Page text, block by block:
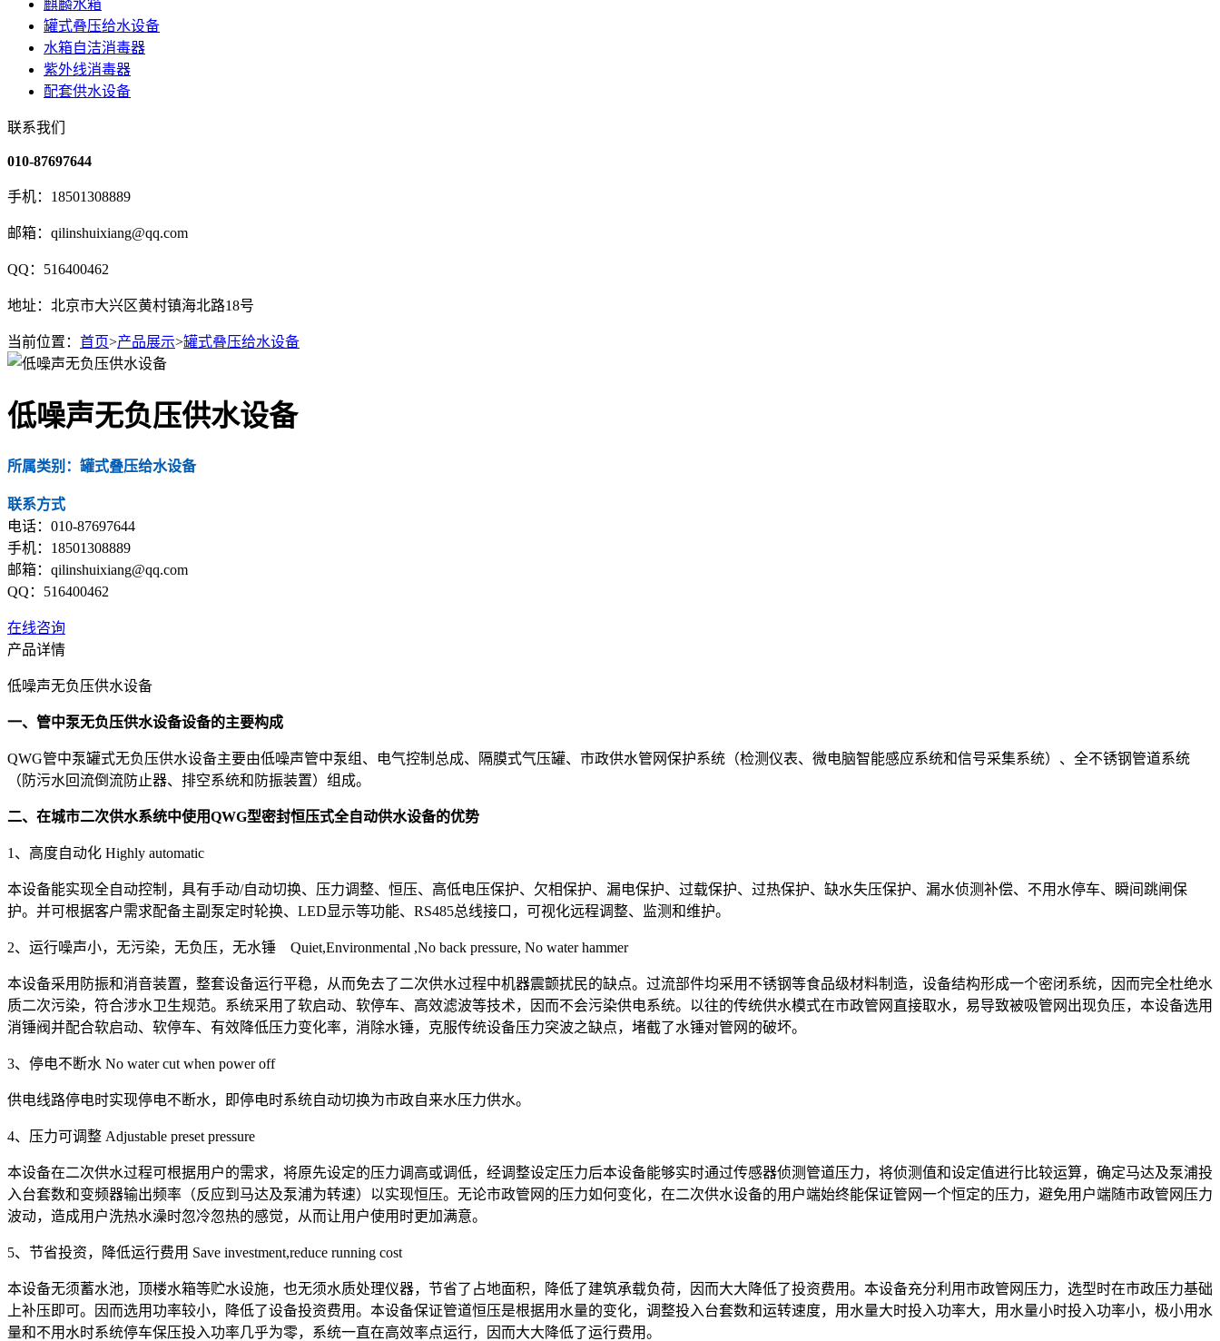
麒麟水箱
罐式叠压给水设备
水箱自洁消毒器
紫外线消毒器
配套供水设备
联系我们
010-87697644
手机：18501308889
邮箱：qilinshuixiang@qq.com
QQ：516400462
地址：北京市大兴区黄村镇海北路18号
当前位置： 首页>产品展示>罐式叠压给水设备
低噪声无负压供水设备
所属类别：罐式叠压给水设备
联系方式
电话：010-87697644
手机：18501308889
邮箱：qilinshuixiang@qq.com
QQ：516400462
在线咨询
产品详情
低噪声无负压供水设备
一、管中泵无负压供水设备设备的主要构成
QWG管中泵罐式无负压供水设备主要由低噪声管中泵组、电气控制总成、隔膜式气压罐、市政供水管网保护系统（检测仪表、微电脑智能感应系统和信号采集系统）、全不锈钢管道系统
（防污水回流倒流防止器、排空系统和防振装置）组成。
二、在城市二次供水系统中使用QWG型密封恒压式全自动供水设备的优势
1、高度自动化 Highly automatic
本设备能实现全自动控制，具有手动/自动切换、压力调整、恒压、高低电压保护、欠相保护、漏电保护、过载保护、过热保护、缺水失压保护、漏水侦测补偿、不用水停车、瞬间跳闸保
护。并可根据客户需求配备主副泵定时轮换、LED显示等功能、RS485总线接口，可视化远程调整、监测和维护。
2、运行噪声小，无污染，无负压，无水锤 Quiet,Environmental ,No back pressure, No water hammer
本设备采用防振和消音装置，整套设备运行平稳，从而免去了二次供水过程中机器震颤扰民的缺点。 过流部件均采用不锈钢等食品级材料制造，设备结构形成一个密闭系统，因而完全杜绝水
质二次污染，符合涉水卫生规范。系统采用了软启动、软停车、高效滤波等技术，因而不会污染供电系统。以往的传统供水模式在市政管网直接取水，易导致被吸管网出现负压，本设备选用
消锤阀并配合软启动、软停车、有效降低压力变化率，消除水锤，克服传统设备压力突波之缺点，堵截了水锤对管网的破坏。
3、停电不断水 No water cut when power off
供电线路停电时实现停电不断水，即停电时系统自动切换为市政自来水压力供水。
4、压力可调整 Adjustable preset pressure
本设备在二次供水过程可根据用户的需求，将原先设定的压力调高或调低，经调整设定压力后本设备能够实时通过传感器侦测管道压力，将侦测值和设定值进行比较运算，确定马达及泵浦投
入台套数和变频器输出频率（反应到马达及泵浦为转速）以实现恒压。无论市政管网的压力如何变化，在二次供水设备的用户端始终能保证管网一个恒定的压力，避免用户端随市政管网压力
波动，造成用户洗热水澡时忽冷忽热的感觉，从而让用户使用时更加满意。
5、节省投资，降低运行费用 Save investment,reduce running cost
本设备无须蓄水池，顶楼水箱等贮水设施，也无须水质处理仪器，节省了占地面积，降低了建筑承载负荷，因而大大降低了投资费用。本设备充分利用市政管网压力，选型时在市政压力基础
上补压即可。因而选用功率较小，降低了设备投资费用。本设备保证管道恒压是根据用水量的变化，调整投入台套数和运转速度，用水量大时投入功率大，用水量小时投入功率小，极小用水
量和不用水时系统停车保压投入功率几乎为零，系统一直在高效率点运行，因而大大降低了运行费用。